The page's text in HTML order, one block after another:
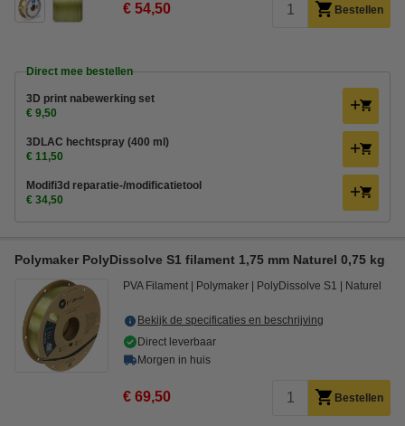
€ 54,50 Bestellen
Direct mee bestellen
3D print nabewerking set
€ 9,50
3DLAC hechtspray (400 ml)
€ 11,50
Modifi3d reparatie-/modificatietool
€ 34,50
Polymaker PolyDissolve S1 filament 1,75 mm Naturel 0,75 kg
PVA Filament Polymaker PolyDissolve S1 Naturel
Bekijk de specificaties en beschrijving
Direct leverbaar
Morgen in huis
€ 69,50 Bestellen